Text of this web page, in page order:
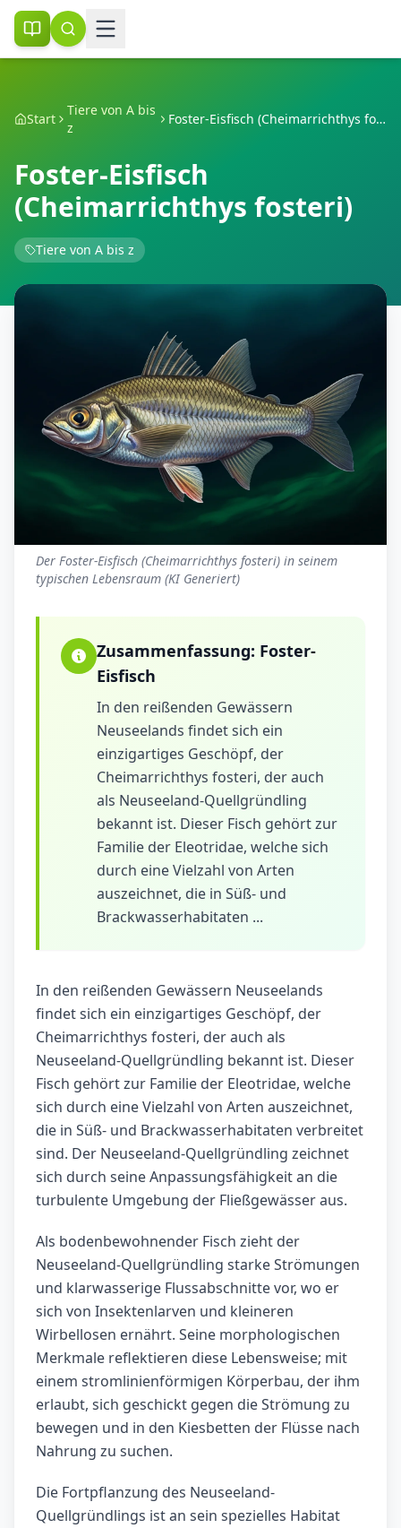
Start
Tiere von A bis
z
Foster-Eisfisch (Cheimarrichthys fosteri)
Foster-Eisfisch
(Cheimarrichthys fosteri)
Tiere von A bis z
Der Foster-Eisfisch (Cheimarrichthys fosteri) in seinem
typischen Lebensraum (KI Generiert)
Zusammenfassung: Foster-
Eisfisch
In den reißenden Gewässern
Neuseelands findet sich ein
einzigartiges Geschöpf, der
Cheimarrichthys fosteri, der auch
als Neuseeland-Quellgründling
bekannt ist. Dieser Fisch gehört zur
Familie der Eleotridae, welche sich
durch eine Vielzahl von Arten
auszeichnet, die in Süß- und
Brackwasserhabitaten ...
In den reißenden Gewässern Neuseelands
findet sich ein einzigartiges Geschöpf, der
Cheimarrichthys fosteri, der auch als
Neuseeland-Quellgründling bekannt ist. Dieser
Fisch gehört zur Familie der Eleotridae, welche
sich durch eine Vielzahl von Arten auszeichnet,
die in Süß- und Brackwasserhabitaten verbreitet
sind. Der Neuseeland-Quellgründling zeichnet
sich durch seine Anpassungsfähigkeit an die
turbulente Umgebung der Fließgewässer aus.
Als bodenbewohnender Fisch zieht der
Neuseeland-Quellgründling starke Strömungen
und klarwasserige Flussabschnitte vor, wo er
sich von Insektenlarven und kleineren
Wirbellosen ernährt. Seine morphologischen
Merkmale reflektieren diese Lebensweise; mit
einem stromlinienförmigen Körperbau, der ihm
erlaubt, sich geschickt gegen die Strömung zu
bewegen und in den Kiesbetten der Flüsse nach
Nahrung zu suchen.
Die Fortpflanzung des Neuseeland-
Quellgründlings ist an sein spezielles Habitat